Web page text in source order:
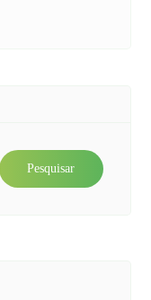
Pesquisar